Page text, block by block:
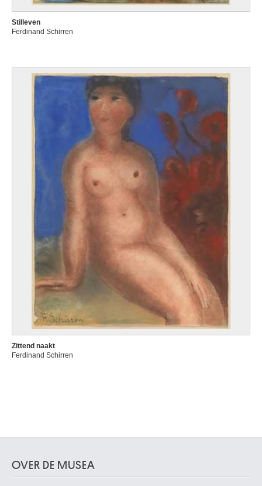
Stilleven
Ferdinand Schirren
Zittend naakt
Ferdinand Schirren
OVER DE MUSEA